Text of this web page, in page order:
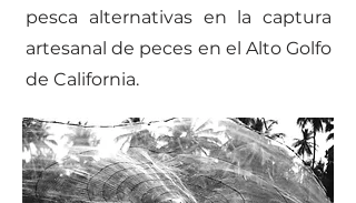
pesca alternativas en la captura
artesanal de peces en el Alto Golfo
de California.